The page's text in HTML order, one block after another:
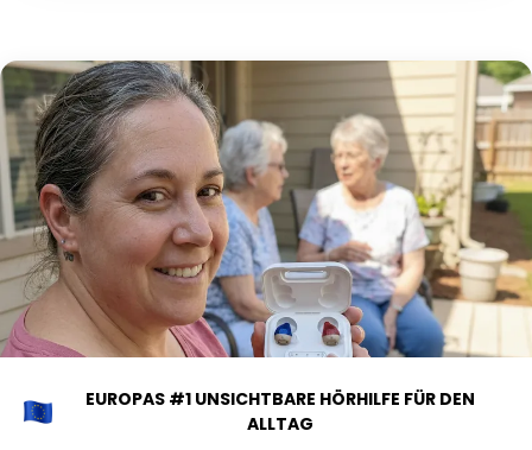
EUROPAS #1 UNSICHTBARE HÖRHILFE FÜR DEN
ALLTAG